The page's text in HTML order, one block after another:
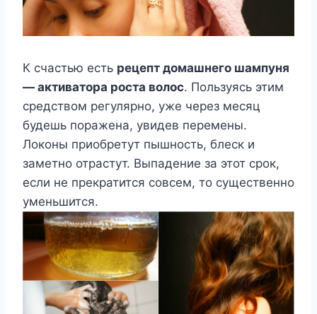
К счастью есть рецепт домашнего шампуня
— активатора роста волос. Пользуясь этим
средством регулярно, уже через месяц
будешь поражена, увидев перемены.
Локоны приобретут пышность, блеск и
заметно отрастут. Выпадение за этот срок,
если не прекратится совсем, то существенно
уменьшится.